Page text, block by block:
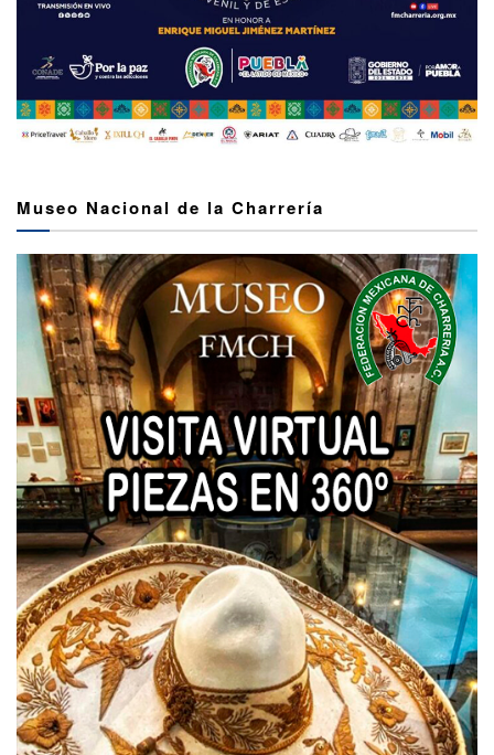
Museo Nacional de la Charrería